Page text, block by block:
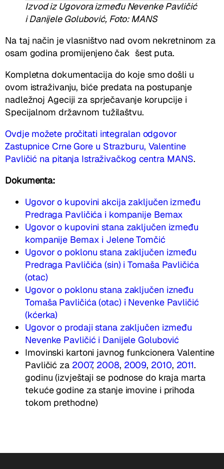
Izvod iz Ugovora između Nevenke Pavličić
i Danijele Golubović, Foto: MANS
Na taj način je vlasništvo nad ovom nekretninom za
osam godina promijenjeno čak šest puta.
Kompletna dokumentacija do koje smo došli u
ovom istraživanju, biće predata na postupanje
nadležnoj Ageciji za sprječavanje korupcije i
Specijalnom državnom tužilaštvu.
Ovdje možete pročitati integralan odgovor
Zastupnice Crne Gore u Strazburu, Valentine
Pavličić na pitanja Istraživačkog centra MANS.
Dokumenta:
Ugovor o kupovini akcija zaključen između
Predraga Pavličića i kompanije Bemax
Ugovor o kupovini stana zaključen između
kompanije Bemax i Jelene Tomčić
Ugovor o poklonu stana zaključen između
Predraga Pavličića (sin) i Tomaša Pavličića
(otac)
Ugovor o poklonu stana zaključen izneđu
Tomaša Pavličića (otac) i Nevenke Pavličić
(kćerka)
Ugovor o prodaji stana zaključen između
Nevenke Pavličić i Danijele Golubović
Imovinski kartoni javnog funkcionera Valentine
Pavličić za 2007, 2008, 2009, 2010, 2011.
godinu (izvještaji se podnose do kraja marta
tekuće godine za stanje imovine i prihoda
tokom prethodne)